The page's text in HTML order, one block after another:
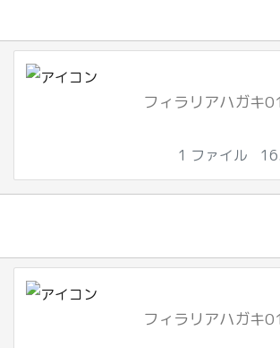
フィラリアハガキ
1 ファイル
フィラリアハガキ